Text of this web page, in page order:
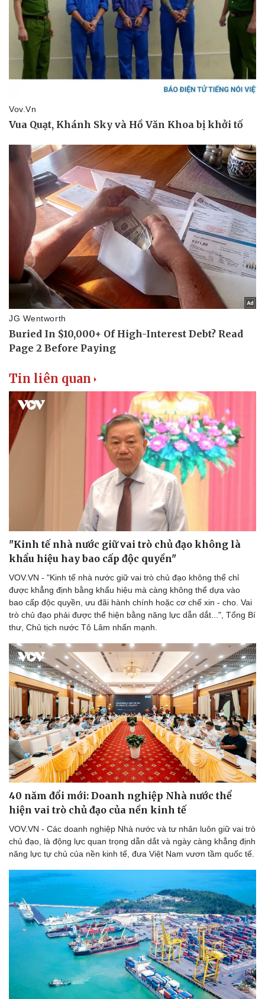
Doanh nghiệp
Thông tin doanh nghiệp
Vì cộng đồng
Công nghệ
Sành điệu
Tin Công nghệ
Sức khỏe
Dinh dưỡng - món ngon
Cây thuốc
Sản phụ khoa
Nhi khoa
Nam khoa
Làm đẹp - giảm cân
Phòng mạch online
Ăn sạch sống khỏe
Đời sống
Nhà đẹp
Blog
Tình yêu - Gia đình
Tin liên quan
"Kinh tế nhà nước giữ vai trò chủ đạo không là
khẩu hiệu hay bao cấp độc quyền"
VOV.VN - "Kinh tế nhà nước giữ vai trò chủ đạo không thể chỉ
được khẳng định bằng khẩu hiệu mà càng không thể dựa vào
bao cấp độc quyền, ưu đãi hành chính hoặc cơ chế xin - cho. Vai
trò chủ đạo phải được thể hiện bằng năng lực dẫn dắt...", Tổng Bí
thư, Chủ tịch nước Tô Lâm nhấn mạnh.
40 năm đổi mới: Doanh nghiệp Nhà nước thể
hiện vai trò chủ đạo của nền kinh tế
VOV.VN - Các doanh nghiệp Nhà nước và tư nhân luôn giữ vai trò
chủ đạo, là động lực quan trọng dẫn dắt và ngày càng khẳng định
năng lực tự chủ của nền kinh tế, đưa Việt Nam vươn tầm quốc tế.